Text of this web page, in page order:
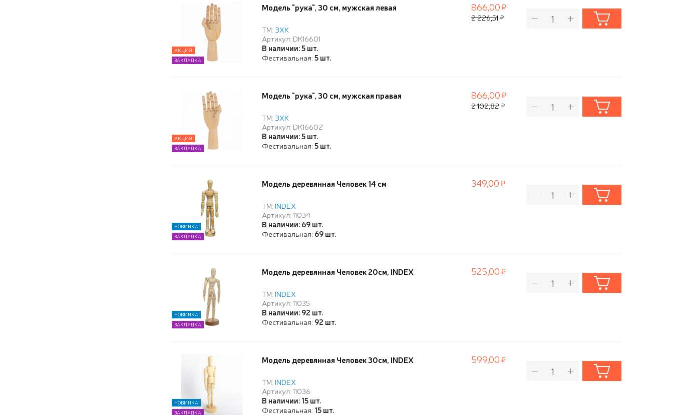
Модель "рука", 30 см, мужская левая
ТМ: ЗХК
Артикул: DK16601
В наличии: 5 шт.
Фестивальная:5 шт.
АКЦИЯ
ЗАКЛАДКА
866,00
2 226,51
Модель "рука", 30 см, мужская правая
ТМ: ЗХК
Артикул: DK16602
В наличии: 5 шт.
Фестивальная:5 шт.
АКЦИЯ
ЗАКЛАДКА
866,00
2 102,82
Модель деревянная Человек 14 см
ТМ: INDEX
Артикул: 11034
В наличии: 69 шт.
Фестивальная: 69 шт.
НОВИНКА
ЗАКЛАДКА
349,00
Модель деревянная Человек 20см, INDEX
ТМ: INDEX
Артикул: 11035
В наличии: 92 шт.
Фестивальная: 92 шт.
НОВИНКА
ЗАКЛАДКА
525,00
Модель деревянная Человек 30см, INDEX
ТМ: INDEX
Артикул: 11036
В наличии: 15 шт.
Фестивальная: 15 шт.
НОВИНКА
ЗАКЛАДКА
599,00